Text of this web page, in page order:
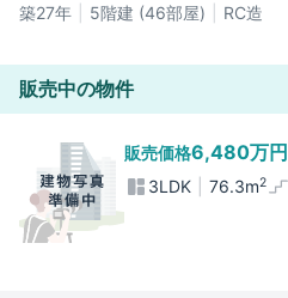
築27年
5階建 (46部屋) RC造
販売中の物件
販売価格6,480万円
3LDK 76.3m2